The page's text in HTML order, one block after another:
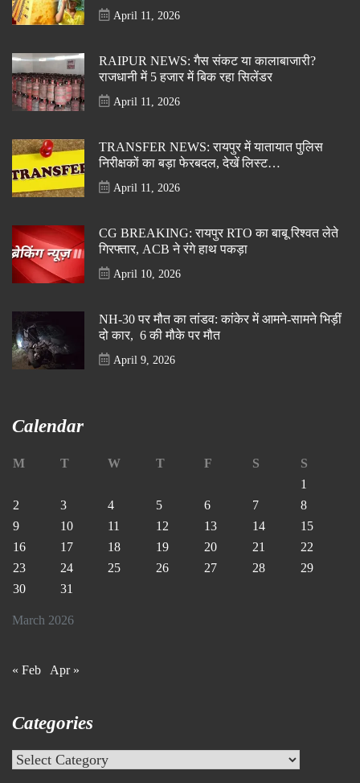
April 11, 2026
RAIPUR NEWS: गैस संकट या कालाबाजारी?
राजधानी में 5 हजार में बिक रहा सिलेंडर
April 11, 2026
TRANSFER NEWS: रायपुर में यातायात पुलिस
निरीक्षकों का बड़ा फेरबदल, देखें लिस्ट…
April 11, 2026
CG BREAKING: रायपुर RTO का बाबू रिश्वत लेते
गिरफ्तार, ACB ने रंगे हाथ पकड़ा
April 10, 2026
NH-30 पर मौत का तांडव: कांकेर में आमने-सामने भिड़ीं
दो कार, 6 की मौके पर मौत
April 9, 2026
Calendar
March 2026
M T W T F S
S
1
2
3 4 5 6 7
8
9
10 11 12 13 14
15
16
17 18 19 20 21
22
23
24 25 26 27 28
29
30
31
« Feb Apr »
Categories
Categories